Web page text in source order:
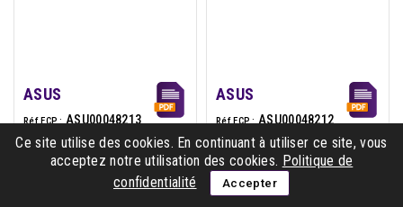
ASUS
Réf ECP : ASU00048213
Réf constructeur : 90NB13X2-
M00RT0
4711636323567
ASUS
Réf ECP : ASU00048212
Réf constructeur : 90NB13X2-
M00TN0
EAN : 4711636323574
Ce site utilise des cookies. En continuant à utiliser ce site, vous
acceptez notre utilisation des cookies. Politique de
confidentialité
Accepter